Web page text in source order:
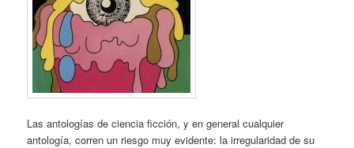
Las antologías de ciencia ficción, y en general cualquier
antología, corren un riesgo muy evidente: la irregularidad de su